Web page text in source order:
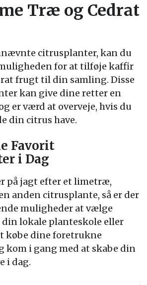
Træ og Cedrat
citrusplanter, kan du
for at tilføje kaffir
frugt til din samling. Disse
kan give dine retter en
er værd at overveje, hvis du
din citrus have.
Favorit
i Dag
på jagt efter et limetræ,
anden citrusplante, så er der
muligheder at vælge
din lokale planteskole eller
købe dine foretrukne
kom i gang med at skabe din
i dag.